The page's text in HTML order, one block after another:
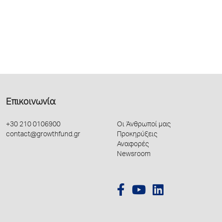
Επικοινωνία
+30 210 0106900
contact@growthfund.gr
Οι Άνθρωποί μας
Προκηρύξεις
Αναφορές
Newsroom